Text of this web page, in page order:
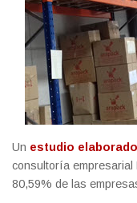
Un estudio
consultoría empresarial
80,59% de las